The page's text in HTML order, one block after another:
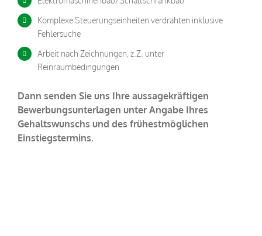
Komplexe Steuerungseinheiten verdrahten inklusive
Fehlersuche
Arbeit nach Zeichnungen, z.Z. unter
Reinraumbedingungen
Dann senden Sie uns Ihre aussagekräftigen
Bewerbungsunterlagen unter Angabe Ihres
Gehaltswunschs und des frühestmöglichen
Einstiegstermins.